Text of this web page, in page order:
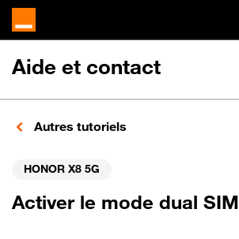
Aide et contact
Autres tutoriels
HONOR X8 5G
Activer le mode dual SIM